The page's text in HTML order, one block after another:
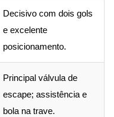
Decisivo com dois gols
e excelente
posicionamento.
Principal válvula de
escape; assistência e
bola na trave.